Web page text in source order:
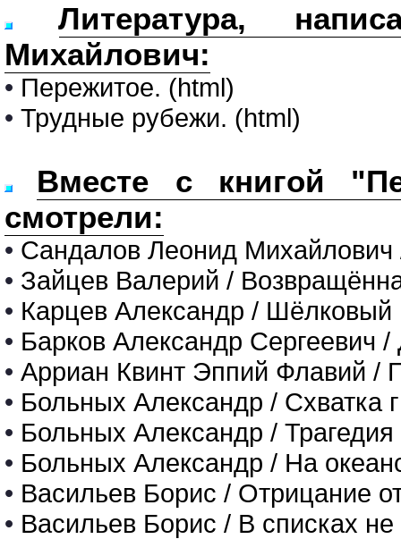
Литература,
Михайлович:
• Пережитое. (html)
• Трудные рубежи. (html)
Вместе с книгой
смотрели:
• Сандалов Леонид
• Зайцев Валерий /
• Карцев Александр / Шёлковый
• Барков Александр Сергеевич
• Арриан Квинт Эппий Флавий /
• Больных Александр / Схватка
• Больных Александр /
• Больных Александр / На
• Васильев Борис / Отрицание
• Васильев Борис / В списках не